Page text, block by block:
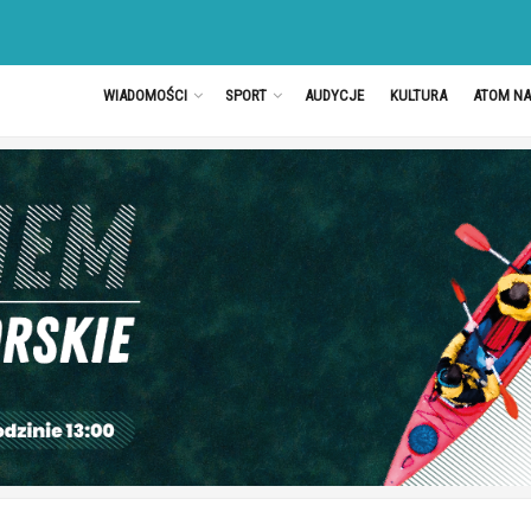
WIADOMOŚCI SPORT AUDYCJE KULTURA ATOM